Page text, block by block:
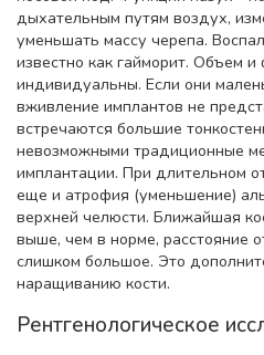
дыхательным путям воздух,
уменьшать массу черепа.
известно как гайморит. Объем
индивидуальны. Если они
вживление имплантов не
встречаются большие
невозможными традиционные
имплантации. При длительном
еще и атрофия (уменьшение)
верхней челюсти. Ближайшая
выше, чем в норме, расстояние
слишком большое. Это
наращиванию кости.
Рентгенологическое